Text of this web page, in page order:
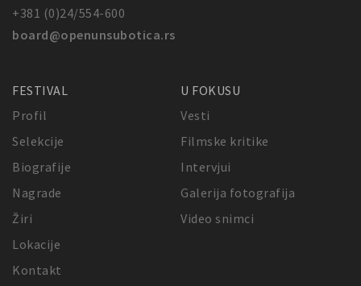
+381 (0)24/554-600
board@openunsubotica.rs
FESTIVAL
Profil
Selekcije
Biografije
Nagrade
Žiri
Lokacije
Kontakt
U FOKUSU
Vesti
Filmske kritike
Intervjui
Galerija fotografija
Video snimci